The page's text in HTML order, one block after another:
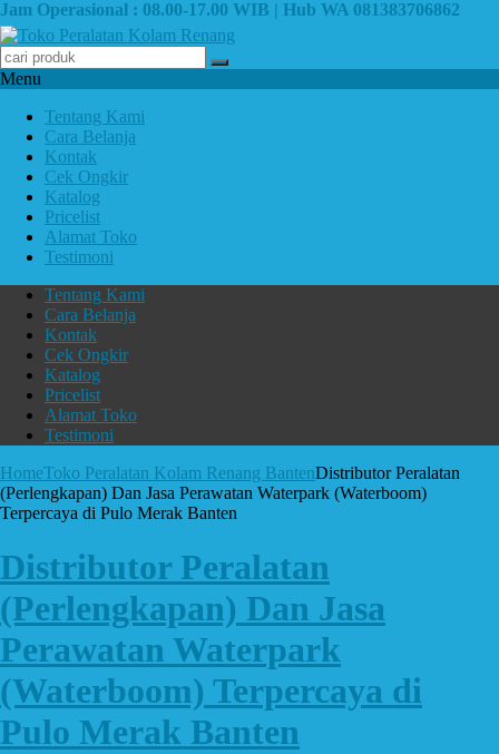
Jam Operasional : 08.00-17.00 WIB | Hub WA 081383706862
Menu
Tentang Kami
Cara Belanja
Kontak
Cek Ongkir
Katalog
Pricelist
Alamat Toko
Testimoni
Tentang Kami
Cara Belanja
Kontak
Cek Ongkir
Katalog
Pricelist
Alamat Toko
Testimoni
HomeToko Peralatan Kolam Renang BantenDistributor Peralatan
(Perlengkapan) Dan Jasa Perawatan Waterpark (Waterboom)
Terpercaya di Pulo Merak Banten
Distributor Peralatan
(Perlengkapan) Dan Jasa
Perawatan Waterpark
(Waterboom) Terpercaya di
Pulo Merak Banten